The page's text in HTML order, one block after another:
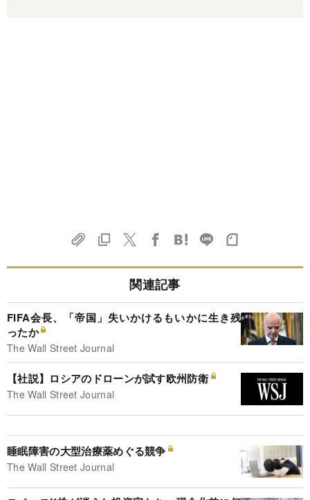
関連記事
FIFA会長、「帝国」失いかけるもいかに生き残
ったか
The Wall Street Journal
【社説】ロシアのドローンが試す欧州防衛
The Wall Street Journal
睡眠障害の大型治療薬めぐる競争
The Wall Street Journal